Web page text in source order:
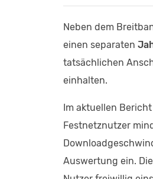
Neben dem
einen separaten
tatsächlichen
einhalten.
Im aktuellen
Festnetznutzer
Auswertung ein.